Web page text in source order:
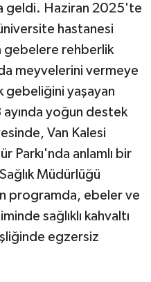
geldi. Haziran 2025'te
hastanesi
gebelere rehberlik
meyvelerini vermeye
gebeliğini yaşayan
ayında yoğun destek
Van Kalesi
Parkı'nda anlamlı bir
Müdürlüğü
programda, ebeler ve
sağlıklı kahvaltı
egzersiz